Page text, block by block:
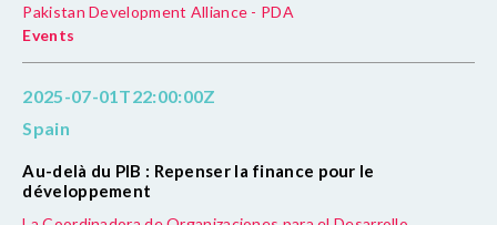
Pakistan Development Alliance - PDA
Events
2025-07-01T22:00:00Z
Spain
Au-delà du PIB : Repenser la finance pour le
développement